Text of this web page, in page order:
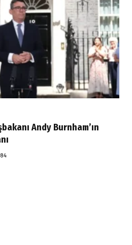
Andy Burnham’ın